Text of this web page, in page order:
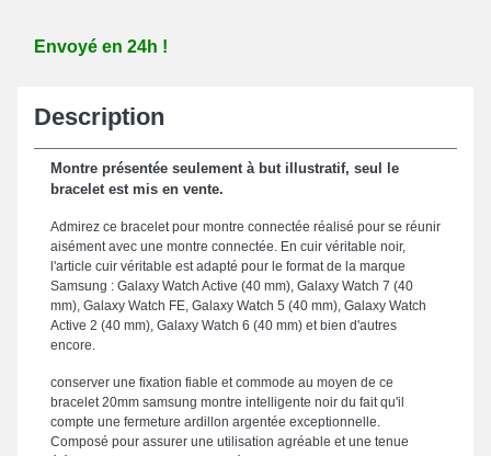
Envoyé en 24h !
Description
Montre présentée seulement à but illustratif, seul le
bracelet est mis en vente.
Admirez ce bracelet pour montre connectée réalisé pour se réunir
aisément avec une montre connectée. En cuir véritable noir,
l'article cuir véritable est adapté pour le format de la marque
Samsung : Galaxy Watch Active (40 mm), Galaxy Watch 7 (40
mm), Galaxy Watch FE, Galaxy Watch 5 (40 mm), Galaxy Watch
Active 2 (40 mm), Galaxy Watch 6 (40 mm) et bien d'autres
encore.
conserver une fixation fiable et commode au moyen de ce
bracelet 20mm samsung montre intelligente noir du fait qu'il
compte une fermeture ardillon argentée exceptionnelle.
Composé pour assurer une utilisation agréable et une tenue